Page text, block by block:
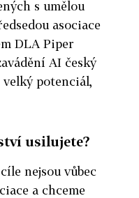
s umělou
asociace
DLA Piper
AI český
velký potenciál,
usilujete?
nejsou vůbec
a chceme